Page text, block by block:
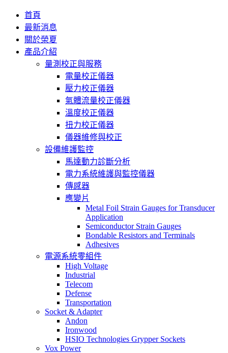
首頁
最新消息
關於榮夏
產品介紹
量測校正與服務
電量校正儀器
壓力校正儀器
氣體流量校正儀器
溫度校正儀器
扭力校正儀器
儀器維修與校正
設備維護監控
馬達動力診斷分析
電力系統維護與監控儀器
傳感器
應變片
Metal Foil Strain Gauges for Transducer
Application
Semiconductor Strain Gauges
Bondable Resistors and Terminals
Adhesives
電源系統零組件
High Voltage
Industrial
Telecom
Defense
Transportation
Socket & Adapter
Andon
Ironwood
HSIO Technologies Grypper Sockets
Vox Power